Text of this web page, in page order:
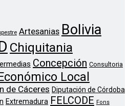
Artesanias Bolivia
Chiquitania
Concepción Consultoria
Local
de Cáceres Diputación de Córdoba
Extremadura FELCODE Fons